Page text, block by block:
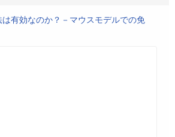
有効なのか？－マウスモデルでの免